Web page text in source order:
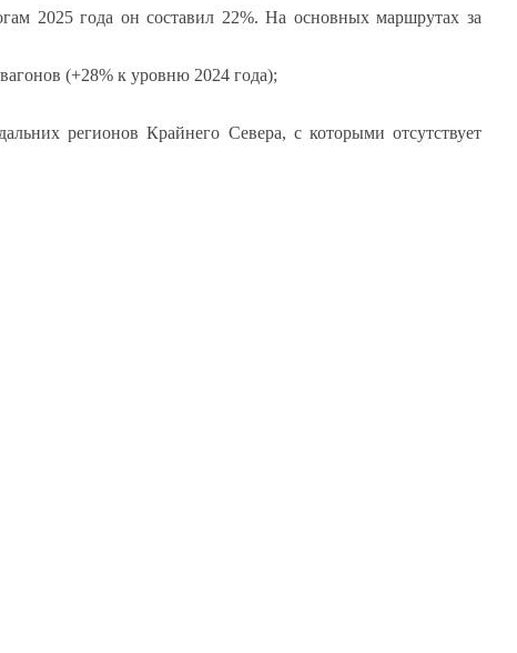
2025 года он составил 22%. На основных маршрутах за
(+28% к уровню 2024 года);
регионов Крайнего Севера, с которыми отсутствует